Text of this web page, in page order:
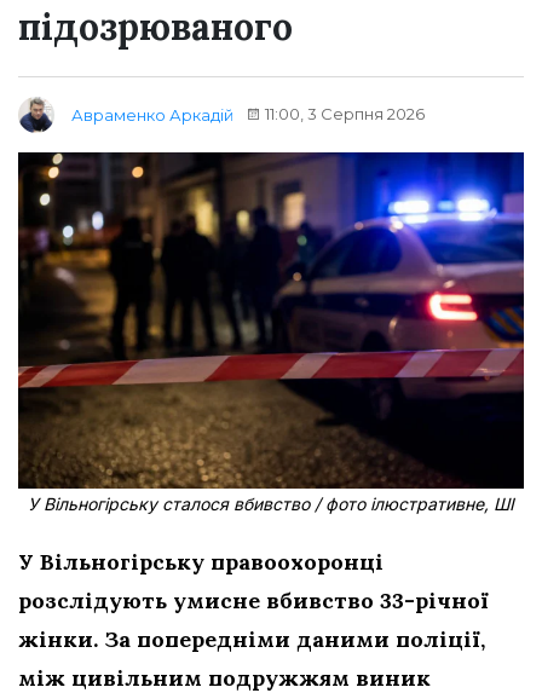
підозрюваного
Авраменко Аркадій 11:00, 3 Серпня 2026
У Вільногірську сталося вбивство / фото ілюстративне, ШІ
У Вільногірську правоохоронці
розслідують умисне вбивство 33-річної
жінки. За попередніми даними поліції,
між цивільним подружжям виник